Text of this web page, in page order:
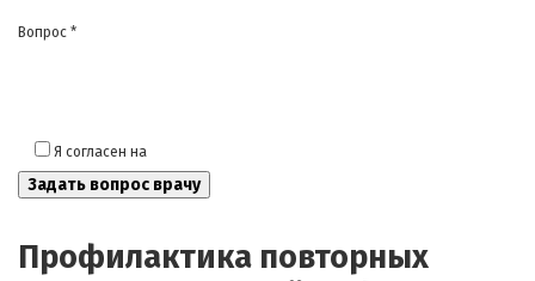
Вопрос *
Я согласен на
Профилактика повторных